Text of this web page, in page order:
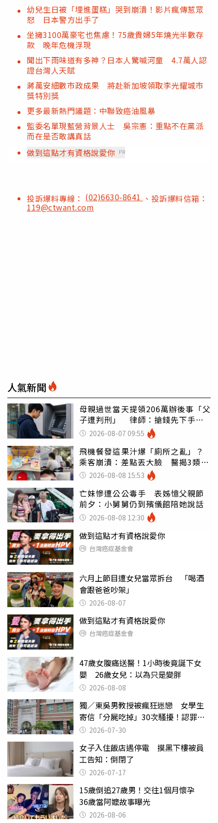
幼兒生日被「埋進蛋糕」哭到崩潰！影片瘋傳惹眾
怒 日本警方出手了
坐擁3100萬豪宅也焦慮！75歲貴婦5年燒光半數存
款 晚年危機浮現
聞出下雨味道有多神？日本人驚喊河童 4.7萬人認
證台灣人天賦
蔣萬安細數市政成果 將赴新加坡領取李光耀城市
獎特別獎
更多最新熱門議題：中聯致癌油風暴
監委名單現藍營背景人士 吳宗憲：重點不在黨派
而在是否敢講真話
做到這點才有資格說愛你 PR
投訴爆料專線： (02)6630-8641 、投訴爆料信箱：
119@ctwant.com
人氣新聞
母親過世當天提領206萬辦後事「父
子遭判刑」 律師：搶錢先下手是
罪 2026-08-07 09:55
飛機餐發這果汁爆「廁所之亂」？
乘客崩潰：差點丟大臉 醫揭3類人
別亂喝
2026-08-08 15:53
亡妹慘遭公公毒手 表姊憶父親節
前夕：小舅舅仍到殯儀館陪她說話
2026-08-08 12:30
做到這點才有資格說愛你
台灣癌症基金會
六月上節目遭女兒當眾拆台 「喝酒
會跟爸爸吵架」
2026-08-07
做到這點才有資格說愛你
台灣癌症基金會
47歲女腹痛送醫！1小時後竟誕下女
嬰 26歲女兒：以為只是變胖
2026-08-08
獨／東吳男教授被瘋狂迷戀 女學生
寄信「分屍吃掉」30次騷擾！認罪免
關 2026-07-30
女子入住飯店遇停電 摸黑下樓被員
工告知：倒閉了
2026-07-17
15歲倒追27歲男！交往1個月懷孕
36歲當阿嬤故事曝光
2026-08-06